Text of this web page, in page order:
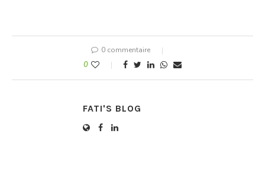
0 commentaire
0
FATI'S BLOG